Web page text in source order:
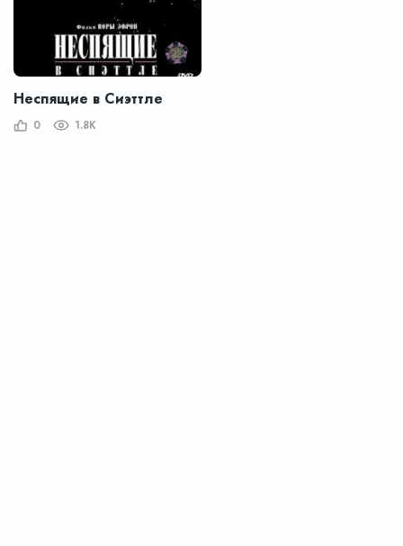
Неспящие в Сиэттле
0 1.8K